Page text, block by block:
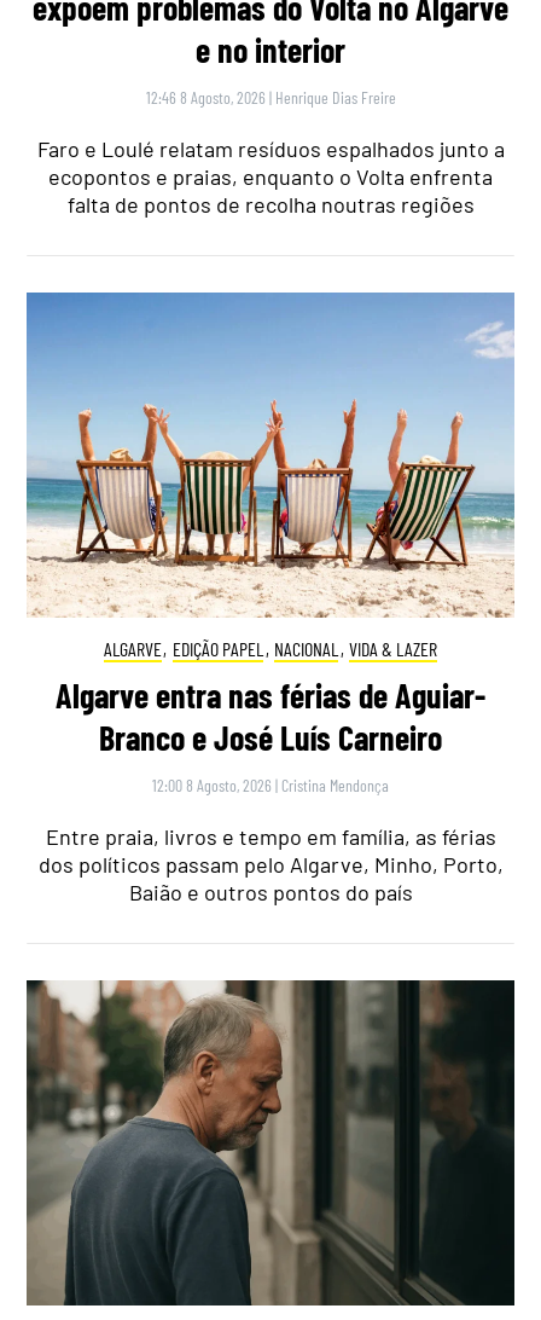
e no interior
12:46 8 Agosto, 2026 | Henrique Dias Freire
Faro e Loulé relatam resíduos espalhados junto a
ecopontos e praias, enquanto o Volta enfrenta
falta de pontos de recolha noutras regiões
ALGARVE, EDIÇÃO PAPEL , NACIONAL , VIDA & LAZER
Algarve entra nas férias de Aguiar-
Branco e José Luís Carneiro
12:00 8 Agosto, 2026 | Cristina Mendonça
Entre praia, livros e tempo em família, as férias
dos políticos passam pelo Algarve, Minho, Porto,
Baião e outros pontos do país